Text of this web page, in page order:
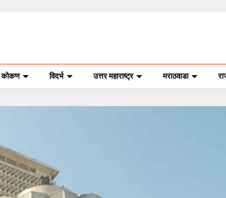
कोकण विदर्भ उत्तर महाराष्ट्र मराठवाडा